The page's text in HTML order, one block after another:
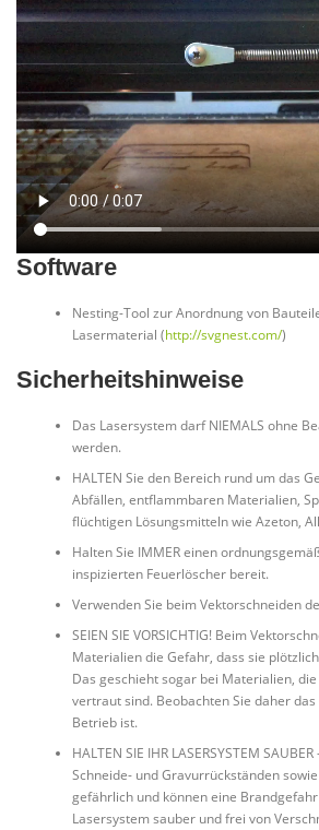
Software
Nesting-Tool zur Anordnung von
Lasermaterial (http://svgnest.com/)
Sicherheitshinweise
Das Lasersystem darf NIEMALS ohne
werden.
HALTEN Sie den Bereich rund um das
Abfällen, entflammbaren Materialien,
flüchtigen Lösungsmitteln wie Azeton,
Halten Sie IMMER einen
inspizierten Feuerlöscher bereit.
Verwenden Sie beim Vektorschneiden
SEIEN SIE VORSICHTIG! Beim
Materialien die Gefahr, dass sie
Das geschieht sogar bei Materialien,
vertraut sind. Beobachten Sie daher
Betrieb ist.
HALTEN SIE IHR LASERSYSTEM
Schneide- und Gravurrückständen
gefährlich und können eine
Lasersystem sauber und frei von